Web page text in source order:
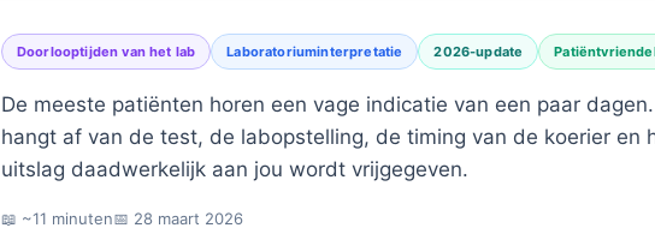
Doorlooptijden van het lab Laboratoriuminterpretatie 2026-update
De meeste patiënten horen een vage indicatie van een paar
hangt af van de test, de labopstelling, de timing van de koerier en
uitslag daadwerkelijk aan jou wordt vrijgegeven.
📖 ~11 minuten📅 28 maart 2026